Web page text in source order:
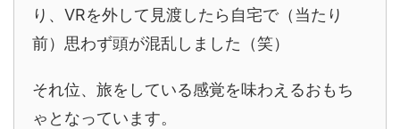
り、VRを外して見渡したら自宅で（当たり
前）思わず頭が混乱しました（笑）
それ位、旅をしている感覚を味わえるおもち
ゃとなっています。